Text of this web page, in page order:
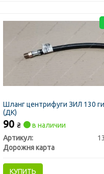
Шланг центрифуги ЗИЛ 130
(ДК)
90₴
в наличии
Артикул:
Дорожня карта
КУПИТЬ